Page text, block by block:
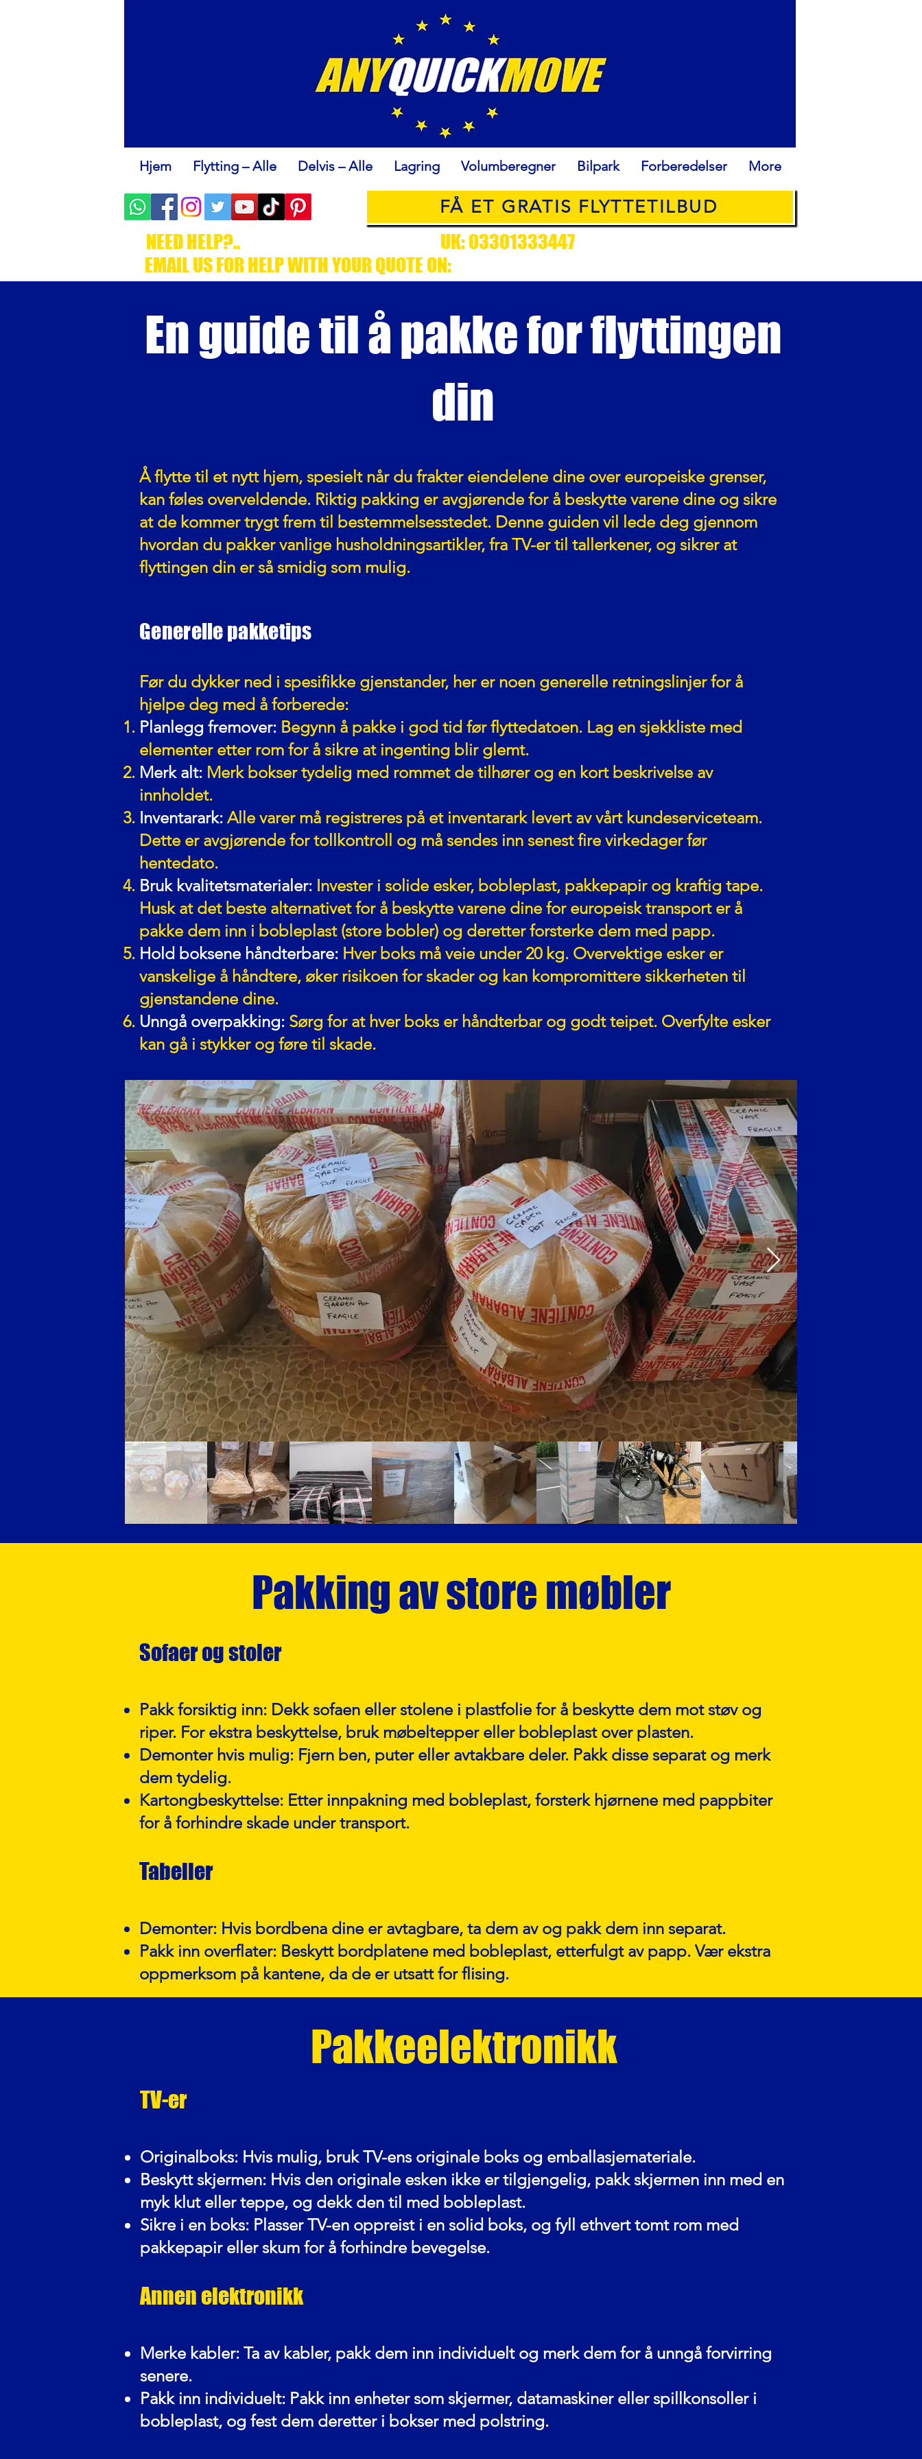
Hjem Flytting – Alle Delvis – Alle Lagring Volumberegner Bilpark Forberedelser More
FÅ ET GRATIS FLYTTETILBUD
NEED HELP?...CALL CUSTOMER SUPPORT UK: 03301333447/ EUROPE: +34636315538
EMAIL US FOR HELP WITH YOUR QUOTE ON:
En guide til å pakke for flyttingen
din
Å flytte til et nytt hjem, spesielt når du frakter eiendelene dine over europeiske grenser,
kan føles overveldende. Riktig pakking er avgjørende for å beskytte varene dine og sikre
at de kommer trygt frem til bestemmelsesstedet. Denne guiden vil lede deg gjennom
hvordan du pakker vanlige husholdningsartikler, fra TV-er til tallerkener, og sikrer at
flyttingen din er så smidig som mulig.
Generelle pakketips
Før du dykker ned i spesifikke gjenstander, her er noen generelle retningslinjer for å
hjelpe deg med å forberede:
Planlegg fremover: Begynn å pakke i god tid før flyttedatoen. Lag en sjekkliste med
elementer etter rom for å sikre at ingenting blir glemt.
Merk alt: Merk bokser tydelig med rommet de tilhører og en kort beskrivelse av
innholdet.
Inventarark: Alle varer må registreres på et inventarark levert av vårt kundeserviceteam.
Dette er avgjørende for tollkontroll og må sendes inn senest fire virkedager før
hentedato.
Bruk kvalitetsmaterialer: Invester i solide esker, bobleplast, pakkepapir og kraftig tape.
Husk at det beste alternativet for å beskytte varene dine for europeisk transport er å
pakke dem inn i bobleplast (store bobler) og deretter forsterke dem med papp.
Hold boksene håndterbare: Hver boks må veie under 20 kg. Overvektige esker er
vanskelige å håndtere, øker risikoen for skader og kan kompromittere sikkerheten til
gjenstandene dine.
Unngå overpakking: Sørg for at hver boks er håndterbar og godt teipet. Overfylte esker
kan gå i stykker og føre til skade.
Pakking av store møbler
Sofaer og stoler
Pakk forsiktig inn: Dekk sofaen eller stolene i plastfolie for å beskytte dem mot støv og
riper. For ekstra beskyttelse, bruk møbeltepper eller bobleplast over plasten.
Demonter hvis mulig: Fjern ben, puter eller avtakbare deler. Pakk disse separat og merk
dem tydelig.
Kartongbeskyttelse: Etter innpakning med bobleplast, forsterk hjørnene med pappbiter
for å forhindre skade under transport.
Tabeller
Demonter: Hvis bordbena dine er avtagbare, ta dem av og pakk dem inn separat.
Pakk inn overflater: Beskytt bordplatene med bobleplast, etterfulgt av papp. Vær ekstra
oppmerksom på kantene, da de er utsatt for flising.
Pakkeelektronikk
TV-er
Originalboks: Hvis mulig, bruk TV-ens originale boks og emballasjemateriale.
Beskytt skjermen: Hvis den originale esken ikke er tilgjengelig, pakk skjermen inn med en
myk klut eller teppe, og dekk den til med bobleplast.
Sikre i en boks: Plasser TV-en oppreist i en solid boks, og fyll ethvert tomt rom med
pakkepapir eller skum for å forhindre bevegelse.
Annen elektronikk
Merke kabler: Ta av kabler, pakk dem inn individuelt og merk dem for å unngå forvirring
senere.
Pakk inn individuelt: Pakk inn enheter som skjermer, datamaskiner eller spillkonsoller i
bobleplast, og fest dem deretter i bokser med polstring.